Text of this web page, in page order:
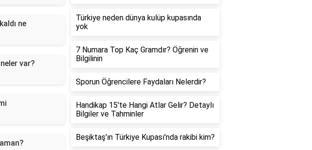
ne
var?
Türkiye neden dünya kulüp kupasında
yok
7 Numara Top Kaç Gramdır? Öğrenin ve
Bilgilinin
Sporun Öğrencilere Faydaları Nelerdir?
Handikap 15'te Hangi Atlar Gelir? Detaylı
Bilgiler ve Tahminler
Beşiktaş'ın Türkiye Kupası'nda rakibi kim?